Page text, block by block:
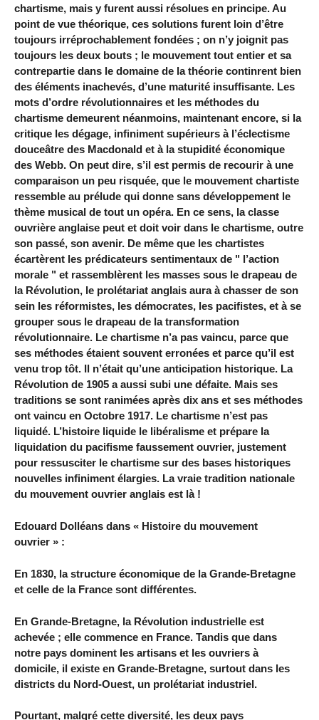
chartisme, mais y furent aussi résolues en principe. Au
point de vue théorique, ces solutions furent loin d’être
toujours irréprochablement fondées ; on n’y joignit pas
toujours les deux bouts ; le mouvement tout entier et sa
contrepartie dans le domaine de la théorie continrent bien
des éléments inachevés, d’une maturité insuffisante. Les
mots d’ordre révolutionnaires et les méthodes du
chartisme demeurent néanmoins, maintenant encore, si la
critique les dégage, infiniment supérieurs à l’éclectisme
douceâtre des Macdonald et à la stupidité économique
des Webb. On peut dire, s’il est permis de recourir à une
comparaison un peu risquée, que le mouvement chartiste
ressemble au prélude qui donne sans développement le
thème musical de tout un opéra. En ce sens, la classe
ouvrière anglaise peut et doit voir dans le chartisme, outre
son passé, son avenir. De même que les chartistes
écartèrent les prédicateurs sentimentaux de " l’action
morale " et rassemblèrent les masses sous le drapeau de
la Révolution, le prolétariat anglais aura à chasser de son
sein les réformistes, les démocrates, les pacifistes, et à se
grouper sous le drapeau de la transformation
révolutionnaire. Le chartisme n’a pas vaincu, parce que
ses méthodes étaient souvent erronées et parce qu’il est
venu trop tôt. Il n’était qu’une anticipation historique. La
Révolution de 1905 a aussi subi une défaite. Mais ses
traditions se sont ranimées après dix ans et ses méthodes
ont vaincu en Octobre 1917. Le chartisme n’est pas
liquidé. L’histoire liquide le libéralisme et prépare la
liquidation du pacifisme faussement ouvrier, justement
pour ressusciter le chartisme sur des bases historiques
nouvelles infiniment élargies. La vraie tradition nationale
du mouvement ouvrier anglais est là !
Edouard Dolléans dans « Histoire du mouvement
ouvrier » :
En 1830, la structure économique de la Grande-Bretagne
et celle de la France sont différentes.
En Grande-Bretagne, la Révolution industrielle est
achevée ; elle commence en France. Tandis que dans
notre pays dominent les artisans et les ouvriers à
domicile, il existe en Grande-Bretagne, surtout dans les
districts du Nord-Ouest, un prolétariat industriel.
Pourtant, malgré cette diversité, les deux pays